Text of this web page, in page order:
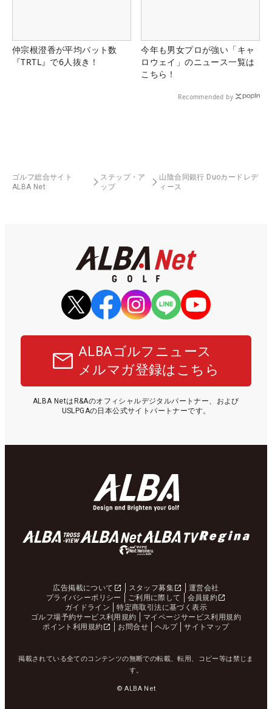
仲宗根澄香が平均パット数
『TRTL』で6人抜き！
今年も男女プロが強い「キャ
ロウェイ」のニュース一覧は
こちら！
Recommended by
ゴルフ総合サイト
ALBA Net
ステップ・ア
ップ
山陰合同銀行 Duoカードレデ
ィース
ALBAゴルフニュース
メルマガ登録はこちら
ALBA NetはR&Aのオフィシャルデジタルパートナー、および
USLPGAの日本公式サイトパートナーです。
広告掲載について スタッフ募集
運営会社
プライバシーポリシー
ご利用に際して
会員規約
ガイドライン
特定商取引法に基づく表示
ゴルフ場予約サービス利用規約
マイページサービス利用規約
ポイント利用規約
お問合せ ヘルプ サイトマップ
掲載されている全てのコンテンツの無断での転載、転用、コピー等は禁じま
す。
© ALBA Net